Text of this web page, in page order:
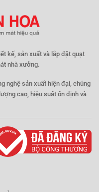
kế, sản xuất và lắp đặt quạt
nhà xưởng.
nghệ sản xuất hiện đại, chúng
cao, hiệu suất ổn định và